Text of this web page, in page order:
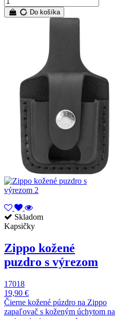
Do košíka
Skladom
Kapsičky
Zippo kožené
puzdro s výrezom
17018
19,90 €
Čierne kožené púzdro na Zippo
zapaľovač s koženým úchytom na